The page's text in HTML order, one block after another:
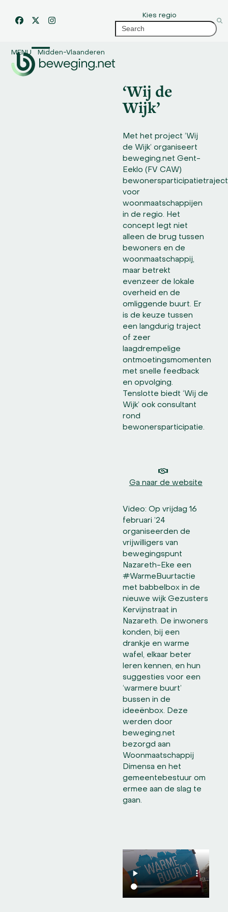
Facebook
TwitterInstagram
Kies regio
Search
Midden-Vlaanderen
MENU
Open
Close
‘Wij de
Wijk’
Met het project ‘Wij
de Wijk’ organiseert
beweging.net Gent-
Eeklo (FV CAW)
voor
woonmaatschappijen
in de regio. Het
concept legt niet
alleen de brug tussen
bewoners en de
woonmaatschappij,
maar betrekt
evenzeer de lokale
overheid en de
omliggende buurt. Er
is de keuze tussen
een langdurig traject
of zeer
laagdrempelige
ontmoetingsmomenten
met snelle feedback
en opvolging.
Tenslotte biedt ‘Wij de
Wijk’ ook consultant
rond
bewonersparticipatie.
Ga naar de website
Video: Op vrijdag 16
februari ’24
organiseerden de
vrijwilligers van
bewegingspunt
Nazareth-Eke een
#WarmeBuurtactie
met babbelbox in de
nieuwe wijk Gezusters
Kervijnstraat in
Nazareth. De inwoners
konden, bij een
drankje en warme
wafel, elkaar beter
leren kennen, en hun
suggesties voor een
‘warmere buurt’
bussen in de
ideeënbox. Deze
werden door
beweging.net
bezorgd aan
Woonmaatschappij
Dimensa en het
gemeentebestuur om
ermee aan de slag te
gaan.